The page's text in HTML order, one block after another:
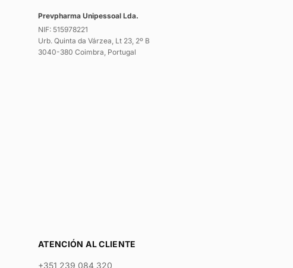
Prevpharma Unipessoal Lda.
NIF: 515978221
Urb. Quinta da Várzea, Lt 23, 2º B
3040-380 Coimbra, Portugal
ATENCIÓN AL CLIENTE
+351 239 084 320